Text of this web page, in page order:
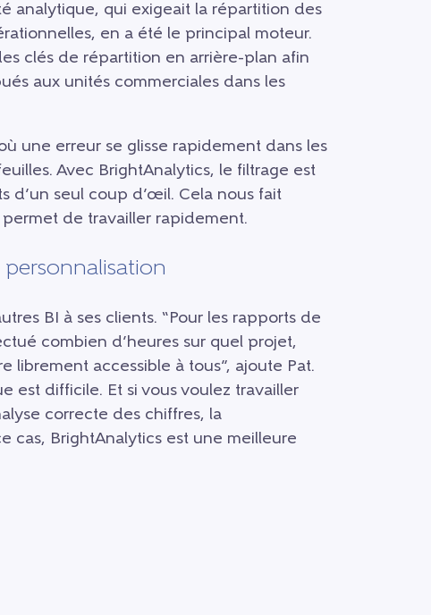
analytique, qui exigeait la répartition des
en a été le principal moteur.
clés de répartition en arrière-plan afin
aux unités commerciales dans les
une erreur se glisse rapidement dans les
Avec BrightAnalytics, le filtrage est
d’un seul coup d’œil. Cela nous fait
de travailler rapidement.
BI à ses clients. “Pour les rapports de
combien d’heures sur quel projet,
librement accessible à tous”, ajoute Pat.
est difficile. Et si vous voulez travailler
correcte des chiffres, la
cas, BrightAnalytics est une meilleure